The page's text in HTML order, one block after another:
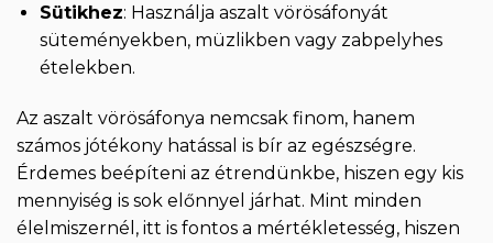
Sütikhez: Használja aszalt vörösáfonyát
süteményekben, müzlikben vagy zabpelyhes
ételekben.
Az aszalt vörösáfonya nemcsak finom, hanem
számos jótékony hatással is bír az egészségre.
Érdemes beépíteni az étrendünkbe, hiszen egy kis
mennyiség is sok előnnyel járhat. Mint minden
élelmiszernél, itt is fontos a mértékletesség, hiszen